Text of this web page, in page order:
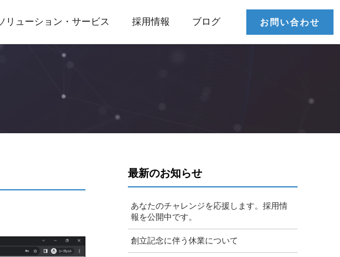
リューション・サービス 採用情報 ブログ お問い合わせ
最新のお知らせ
あなたのチャレンジを応援します。採用情
報を公開中です。
創立記念に伴う休業について